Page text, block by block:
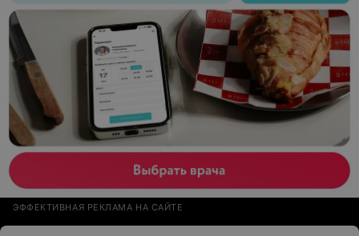
ЭФФЕКТИВНАЯ РЕКЛАМА НА САЙТЕ